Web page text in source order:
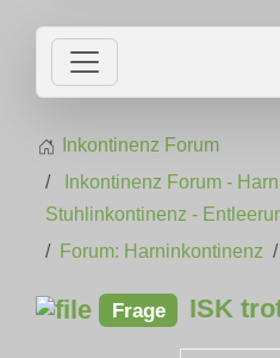
Inkontinenz Forum
Inkontinenz Forum -
Stuhlinkontinenz -
Forum: Harninkontinenz
Frage ISK